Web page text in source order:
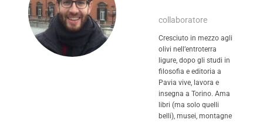
collaboratore
Cresciuto in mezzo agli
olivi nell’entroterra
ligure, dopo gli studi in
filosofia e editoria a
Pavia vive, lavora e
insegna a Torino. Ama
libri (ma solo quelli
belli), musei, montagne